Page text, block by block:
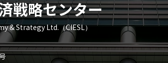
戦略センター
& Strategy Ltd.（CIESL）